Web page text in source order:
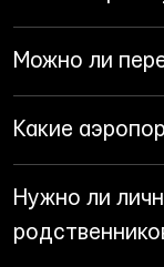
Можно ли
Какие
Нужно ли